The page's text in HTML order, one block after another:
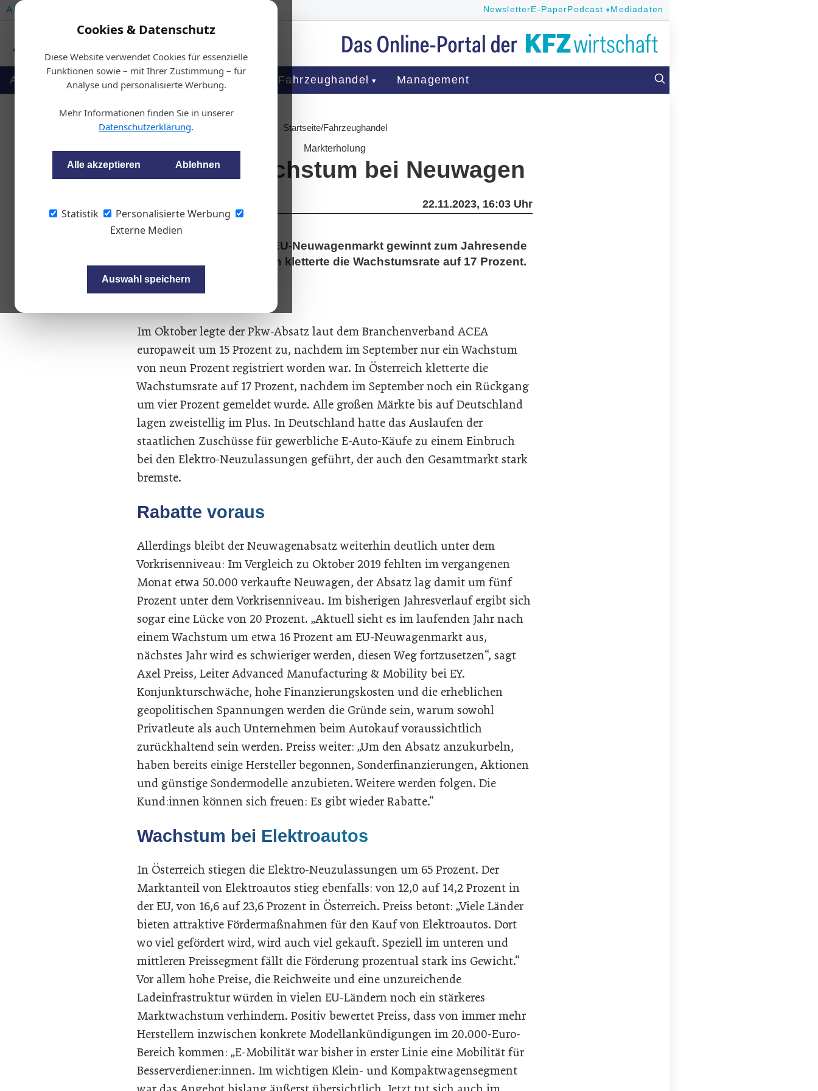
Cookies & Datenschutz
Diese Website verwendet Cookies für essenzielle
Funktionen sowie – mit Ihrer Zustimmung – für
Analyse und personalisierte Werbung.
Mehr Informationen finden Sie in unserer
Datenschutzerklärung.
Alle akzeptieren Ablehnen
Statistik
Personalisierte Werbung
Externe Medien
Auswahl speichern
AUTOMOTIVE SERVICES NewsletterE-PaperPodcast Mediadaten
Auto & Politik Ausbildung Werkstatt Fahrzeughandel Management
Startseite/Fahrzeughandel
Markterholung
Starkes Wachstum bei Neuwagen
22.11.2023, 16:03 Uhr
Das Wachstum auf dem EU-Neuwagenmarkt gewinnt zum Jahresende
hin an Fahrt. In Österreich kletterte die Wachstumsrate auf 17 Prozent.
Im Oktober legte der Pkw-Absatz laut dem Branchenverband ACEA
europaweit um 15 Prozent zu, nachdem im September nur ein Wachstum
von neun Prozent registriert worden war. In Österreich kletterte die
Wachstumsrate auf 17 Prozent, nachdem im September noch ein Rückgang
um vier Prozent gemeldet wurde. Alle großen Märkte bis auf Deutschland
lagen zweistellig im Plus. In Deutschland hatte das Auslaufen der
staatlichen Zuschüsse für gewerbliche E-Auto-Käufe zu einem Einbruch
bei den Elektro-Neuzulassungen geführt, der auch den Gesamtmarkt stark
bremste.
Rabatte voraus
Allerdings bleibt der Neuwagenabsatz weiterhin deutlich unter dem
Vorkrisenniveau: Im Vergleich zu Oktober 2019 fehlten im vergangenen
Monat etwa 50.000 verkaufte Neuwagen, der Absatz lag damit um fünf
Prozent unter dem Vorkrisenniveau. Im bisherigen Jahresverlauf ergibt sich
sogar eine Lücke von 20 Prozent. „Aktuell sieht es im laufenden Jahr nach
einem Wachstum um etwa 16 Prozent am EU-Neuwagenmarkt aus,
nächstes Jahr wird es schwieriger werden, diesen Weg fortzusetzen“, sagt
Axel Preiss, Leiter Advanced Manufacturing & Mobility bei EY.
Konjunkturschwäche, hohe Finanzierungskosten und die erheblichen
geopolitischen Spannungen werden die Gründe sein, warum sowohl
Privatleute als auch Unternehmen beim Autokauf voraussichtlich
zurückhaltend sein werden. Preiss weiter: „Um den Absatz anzukurbeln,
haben bereits einige Hersteller begonnen, Sonderfinanzierungen, Aktionen
und günstige Sondermodelle anzubieten. Weitere werden folgen. Die
Kund:innen können sich freuen: Es gibt wieder Rabatte.“
Wachstum bei Elektroautos
In Österreich stiegen die Elektro-Neuzulassungen um 65 Prozent. Der
Marktanteil von Elektroautos stieg ebenfalls: von 12,0 auf 14,2 Prozent in
der EU, von 16,6 auf 23,6 Prozent in Österreich. Preiss betont: „Viele Länder
bieten attraktive Fördermaßnahmen für den Kauf von Elektroautos. Dort
wo viel gefördert wird, wird auch viel gekauft. Speziell im unteren und
mittleren Preissegment fällt die Förderung prozentual stark ins Gewicht.“
Vor allem hohe Preise, die Reichweite und eine unzureichende
Ladeinfrastruktur würden in vielen EU-Ländern noch ein stärkeres
Marktwachstum verhindern. Positiv bewertet Preiss, dass von immer mehr
Herstellern inzwischen konkrete Modellankündigungen im 20.000-Euro-
Bereich kommen: „E-Mobilität war bisher in erster Linie eine Mobilität für
Besserverdiener:innen. Im wichtigen Klein- und Kompaktwagensegment